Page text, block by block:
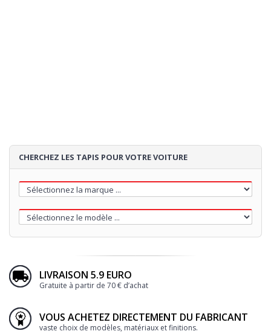
Loading...
CHERCHEZ LES TAPIS POUR VOTRE VOITURE
LIVRAISON 5.9 EURO
Gratuite à partir de 70 € d’achat
VOUS ACHETEZ DIRECTEMENT DU FABRICANT
vaste choix de modèles, matériaux et finitions.